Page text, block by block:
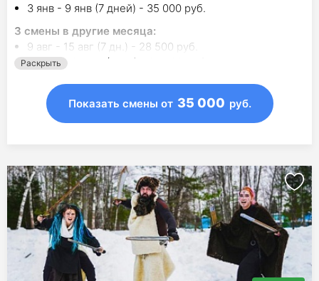
3 янв - 9 янв (7 дней) - 35 000 руб.
3 смены в другие месяца:
9 авг - 15 авг (7 дн.) - 28 500 руб.
25 окт - 31 окт (7 дн.) - 35 000 руб.
Раскрыть
Показать смены от 35 000 руб.